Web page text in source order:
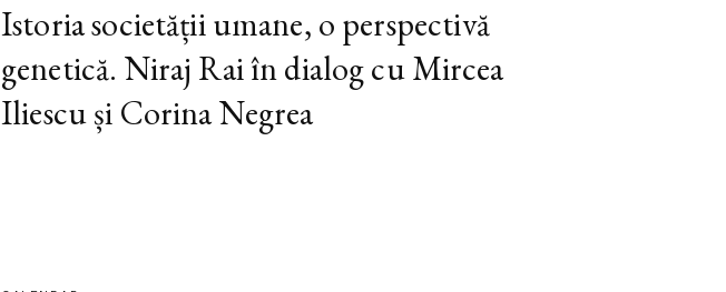
Istoria societății umane, o perspectivă
genetică. Niraj Rai în dialog cu Mircea
Iliescu și Corina Negrea